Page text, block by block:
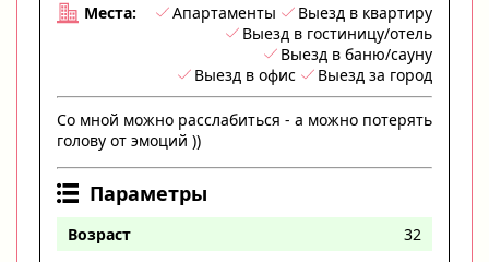
Места: Апартаменты
Выезд в квартиру
Выезд в гостиницу/отель
Выезд в баню/сауну
Выезд в офис
Выезд за город
Со мной можно расслабиться - а можно потерять
голову от эмоций ))
Параметры
Возраст 32